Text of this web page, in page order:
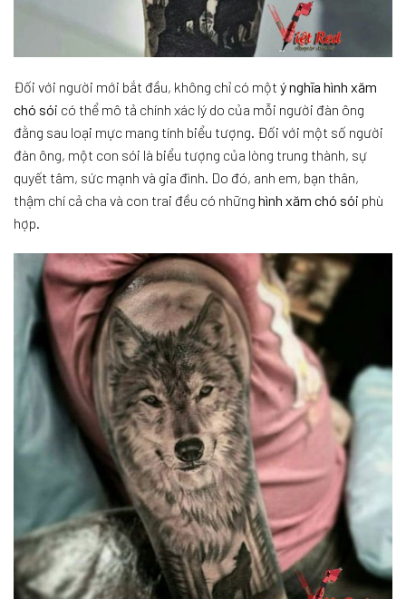
Đối với người mới bắt đầu, không chỉ có một ý nghĩa hình xăm
chó sói có thể mô tả chính xác lý do của mỗi người đàn ông
đằng sau loại mực mang tính biểu tượng. Đối với một số người
đàn ông, một con sói là biểu tượng của lòng trung thành, sự
quyết tâm, sức mạnh và gia đình. Do đó, anh em, bạn thân,
thậm chí cả cha và con trai đều có những hình xăm chó sói phù
hợp.